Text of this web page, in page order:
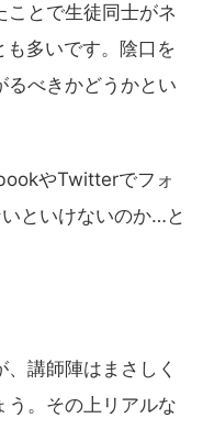
ことで生徒同士がネ
も多いです。陰口を
るべきかどうかとい
やTwitterでフォ
といけないのか…と
講師陣はまさしく
う。その上リアルな